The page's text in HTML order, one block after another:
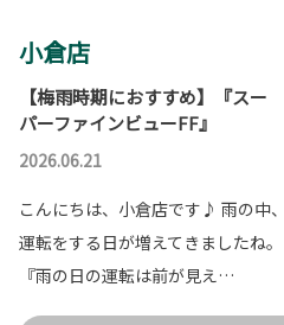
小倉店
【梅雨時期におすすめ】『スー
パーファインビューFF』
2026.06.21
こんにちは、小倉店です♪ 雨の中、
運転をする日が増えてきましたね。
『雨の日の運転は前が見え…